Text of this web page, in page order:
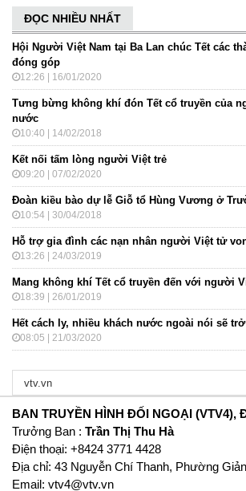
ĐỌC NHIỀU NHẤT
Hội Người Việt Nam tại Ba Lan chúc Tết các
đóng góp
12:26 | 16/01/2020
Tưng bừng không khí đón Tết cổ truyền của
nước
10:40 | 14/02/2018
Kết nối tấm lòng người Việt trẻ
09:20 | 07/02/2020
Đoàn kiều bào dự lễ Giỗ tổ Hùng Vương ở
10:54 | 30/04/2018
Hỗ trợ gia đình các nạn nhân người Việt tử
13:26 | 24/03/2019
Mang không khí Tết cổ truyền đến với người
18:39 | 26/01/2019
Hết cách ly, nhiều khách nước ngoài nói sẽ
08:05 | 21/03/2020
BAN TRUYỀN HÌNH ĐỐI NGOẠI (VTV4),
Trưởng Ban : Trần Thị Thu Hà
Ðiện thoại: +8424 3771 4428
Địa chỉ: 43 Nguyễn Chí Thanh, Phường
Email: vtv4@vtv.vn